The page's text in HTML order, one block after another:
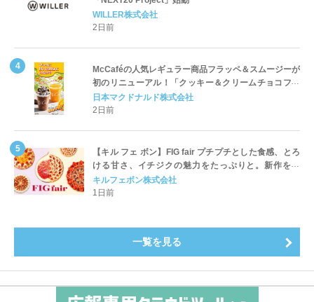
WILLER株式会社
2日前
McCaféの人気レギュラー商品フラッペ＆スムージーが
初のリニューアル！「クッキー＆クリームチョコフラ
ッペ」「マンゴースムージー」8月5日（水）から販売
開始
日本マクドナルド株式会社
2日前
【キル フェ ボン】FIG fair プチプチとした食感、とろ
ける甘さ、イチジクの魅力をたっぷりと。新作を含
め、イチジク尽くしの全4種が登場8月20日（木）スタ
ート
キルフェボン株式会社
1日前
一覧を見る